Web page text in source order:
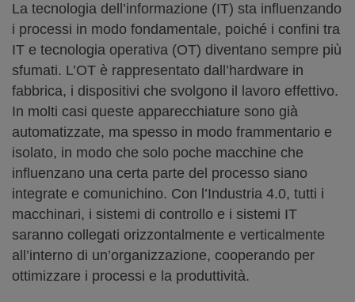
La tecnologia dell’informazione (IT) sta influenzando
i processi in modo fondamentale, poiché i confini tra
IT e tecnologia operativa (OT) diventano sempre più
sfumati. L’OT è rappresentato dall’hardware in
fabbrica, i dispositivi che svolgono il lavoro effettivo.
In molti casi queste apparecchiature sono già
automatizzate, ma spesso in modo frammentario e
isolato, in modo che solo poche macchine che
influenzano una certa parte del processo siano
integrate e comunichino. Con l’Industria 4.0, tutti i
macchinari, i sistemi di controllo e i sistemi IT
saranno collegati orizzontalmente e verticalmente
all’interno di un’organizzazione, cooperando per
ottimizzare i processi e la produttività.